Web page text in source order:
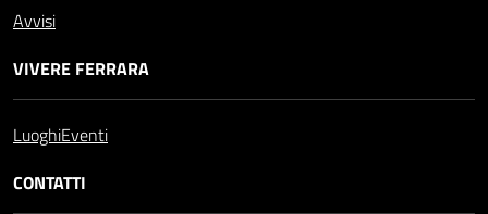
Avvisi
VIVERE FERRARA
LuoghiEventi
CONTATTI